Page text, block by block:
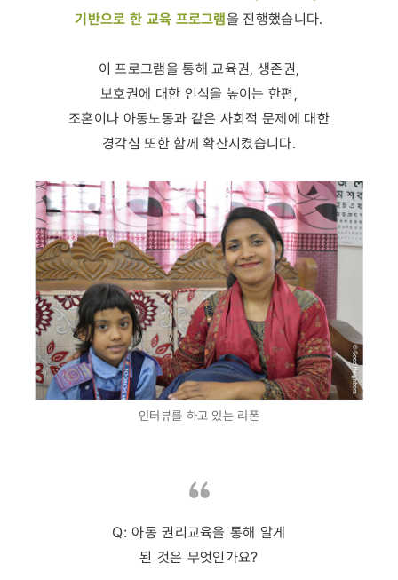
기반으로 한 교육 프로그램을 진행했습니다.
이 프로그램을 통해 교육권, 생존권,
보호권에 대한 인식을 높이는 한편,
조혼이나 아동노동과 같은 사회적 문제에 대한
경각심 또한 함께 확산시켰습니다.
인터뷰를 하고 있는 리폰
Q: 아동 권리교육을 통해 알게
된 것은 무엇인가요?